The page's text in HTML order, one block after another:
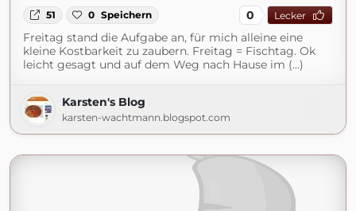
51 0 Speichern 0 Lecker
Freitag stand die Aufgabe an, für mich alleine eine
kleine Kostbarkeit zu zaubern. Freitag = Fischtag. Ok
leicht gesagt und auf dem Weg nach Hause im (...)
Karsten's Blog
karsten-wachtmann.blogspot.com